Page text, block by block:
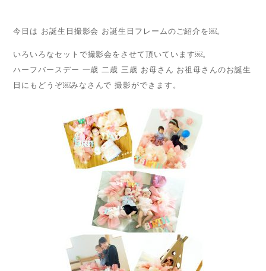
今日は お誕生日撮影会 お誕生日フレームのご紹介を￼。
いろいろなセットで撮影会をさせて頂いています￼。
ハーフバースデー 一歳 二歳 三歳 お母さん お祖母さんのお誕生
日にもどうぞ￼みなさんで 撮影ができます。